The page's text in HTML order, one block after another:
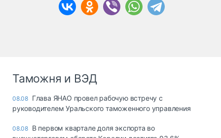
Таможня и ВЭД
08.08 Глава ЯНАО провел рабочую встречу с
руководителем Уральского таможенного управления
08.08 В первом квартале доля экспорта во